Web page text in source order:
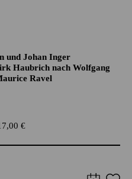
Haubrich nach Wolfgang
Ravel